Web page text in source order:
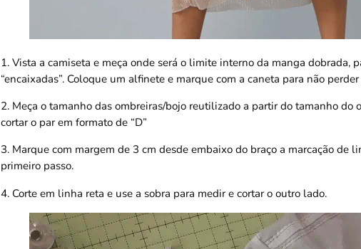
1. Vista a camiseta e meça onde será o limite interno da manga dobrada,
“encaixadas”. Coloque um alfinete e marque com a caneta para não
2. Meça o tamanho das ombreiras/bojo reutilizado a partir do tamanho do
cortar o par em formato de “D”
3. Marque com margem de 3 cm desde embaixo do braço a marcação de
primeiro passo.
4. Corte em linha reta e use a sobra para medir e cortar o outro lado.